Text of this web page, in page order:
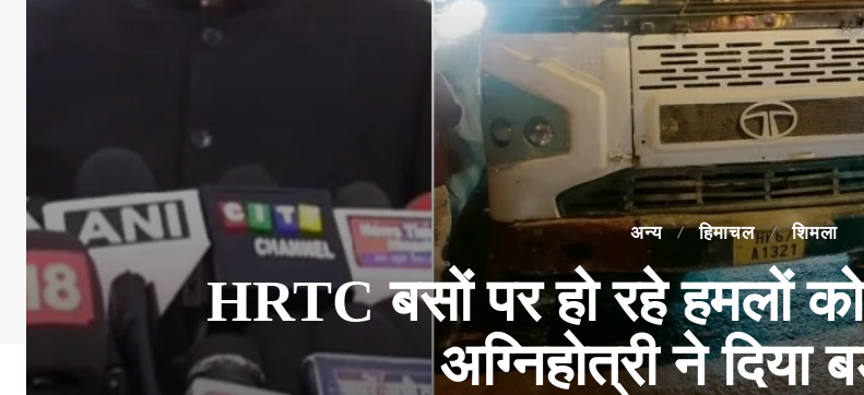
अन्य हिमाचल शिमला
HRTC बसों पर हो रहे हमलों
अग्निहोत्री ने दिया